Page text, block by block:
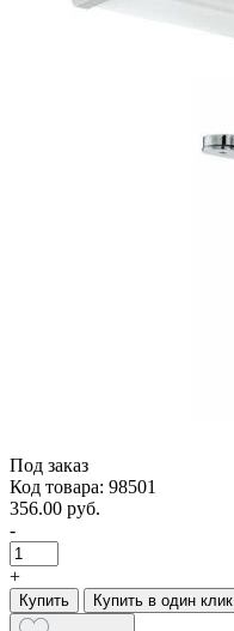
Под заказ
Код товара: 98501
356.00 руб.
-
+
Купить Купить в один клик